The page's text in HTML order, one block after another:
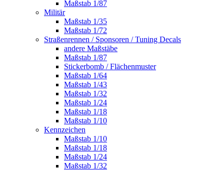
Maßstab 1/87
Militär
Maßstab 1/35
Maßstab 1/72
Straßenrennen / Sponsoren / Tuning Decals
andere Maßstäbe
Maßstab 1/87
Stickerbomb / Flächenmuster
Maßstab 1/64
Maßstab 1/43
Maßstab 1/32
Maßstab 1/24
Maßstab 1/18
Maßstab 1/10
Kennzeichen
Maßstab 1/10
Maßstab 1/18
Maßstab 1/24
Maßstab 1/32